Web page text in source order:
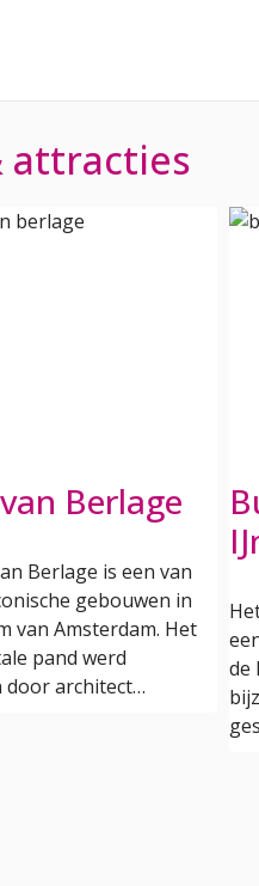
attracties
Berlage
Berlage is een van
gebouwen in
van Amsterdam. Het
pand werd
architect…
de